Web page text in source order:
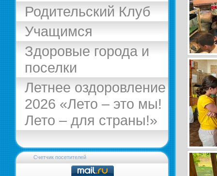
Родительский Клуб
Учащимся
Здоровые города и
поселки
Летнее оздоровление
2026 «Лето – это мы!
Лето – для страны!»
Счетчик посетителей